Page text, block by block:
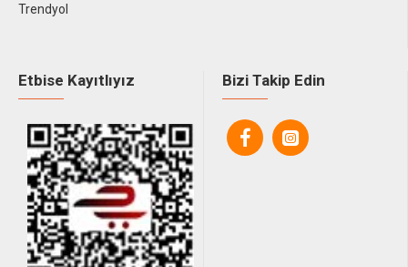
Trendyol
Etbise Kayıtlıyız Bizi Takip Edin